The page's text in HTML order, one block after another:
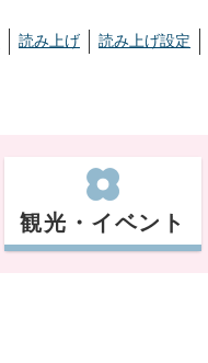
読み上げ 読み上げ設定
観光・イベント